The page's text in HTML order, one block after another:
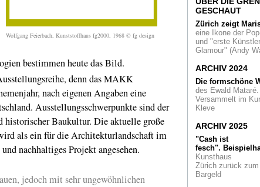
Wolfgang Feierbach, Kunststoffhaus fg2000, 1968 © fg design
bestimmen heute das Bild.
denn das MAKK
nach eigenen Angaben eine
Ausstellungsschwerpunkte sind der
historischer Baukultur. Die aktuelle große
als ein für die Architekturlandschaft im
nachhaltiges Projekt angesehen.
jedoch mit sehr ungewöhnlichen
Sehnsüchte. Das
Rheinland und die
Pilgerreisen
Was haben eine
Drogerie, ein
ein Maschinenbauer
gemeinsam? Sie
fördern Kultur
Reisen zu den
Moderne,
Neuss, Essen und
Peter Royen: Das
"Urgestein" erhält
Düsseldorfer
GESCHAUT
Zürich zeigt
eine Ikone der
und "erste
Glamour" (Andy
ARCHIV 2024
Die formschöne
des Ewald Mataré.
Versammelt im
Kleve
ARCHIV 2025
"Cash ist
fesch".
Kunsthaus
Zürich zurück zum
Bargeld